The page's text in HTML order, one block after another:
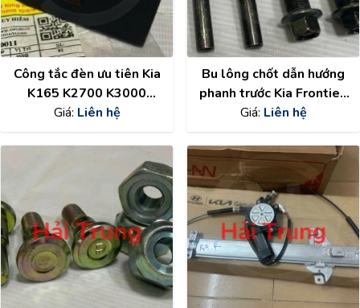
Công tắc đèn ưu tiên Kia
K165 K2700 K3000
1B20137300011
Giá: Liên hệ
Bu lông chốt dẫn hướng
phanh trước Kia Frontier,
K140, K165, K250, K3000
Giá: Liên hệ